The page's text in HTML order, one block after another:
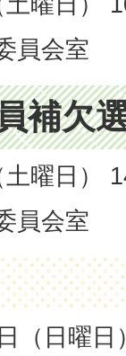
員会室
補欠
曜日）
員会室
（日曜日